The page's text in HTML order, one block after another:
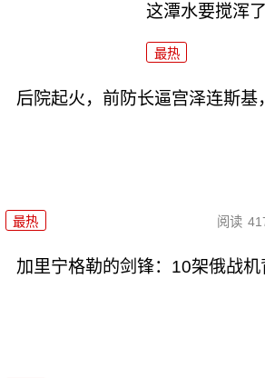
这潭水要搅浑了
最热
后院起火，前防长逼宫泽连斯基
最热 阅读
加里宁格勒的剑锋：10架俄战